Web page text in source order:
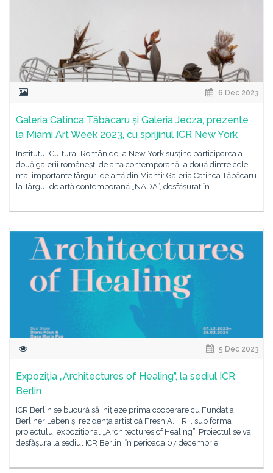
6 Dec 2023
Galeria Catinca Tăbăcaru și Galeria Jecza, prezente
la Miami Art Week 2023, cu sprijinul ICR New York
Institutul Cultural Român de la New York susține participarea a
două galerii românești de artă contemporană la două dintre cele
mai importante târguri de artă din Miami: Galeria Catinca Tăbăcaru
la Târgul de artă contemporană „NADA“, desfășurat în
5 Dec 2023
Expoziția „Architectures of Healing”, la sediul ICR
Berlin
ICR Berlin se bucură să inițieze prima cooperare cu Fundația
Berliner Leben și rezidența artistică Fresh A. I. R. , sub forma
proiectului expozițional „Architectures of Healing”. Proiectul se va
desfășura la sediul ICR Berlin, în perioada 07 decembrie